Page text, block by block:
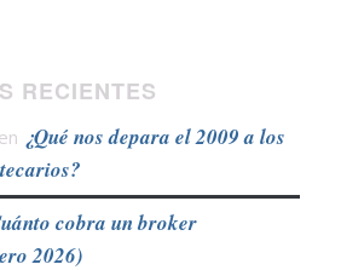
RECIENTES
¿Qué nos depara el 2009 a los
cobra un broker
2026)